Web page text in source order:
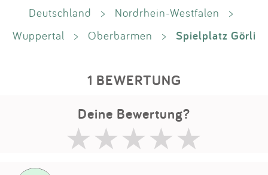
Deutschland > Nordrhein-Westfalen
>
Wuppertal
> Oberbarmen > Spielplatz Görli
1 BEWERTUNG
Deine Bewertung?